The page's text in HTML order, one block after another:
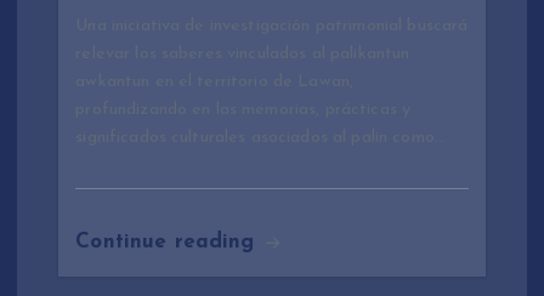
Continue reading